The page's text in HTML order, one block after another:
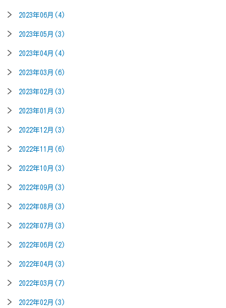
2023年06月(4)
2023年05月(3)
2023年04月(4)
2023年03月(6)
2023年02月(3)
2023年01月(3)
2022年12月(3)
2022年11月(6)
2022年10月(3)
2022年09月(3)
2022年08月(3)
2022年07月(3)
2022年06月(2)
2022年04月(3)
2022年03月(7)
2022年02月(3)